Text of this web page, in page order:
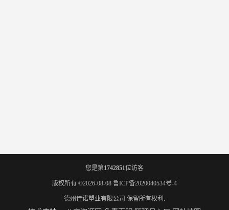
您是第1742851位访客
版权所有 ©2026-08-08 鲁ICP备2020040534号-4
德州佳诺塑业有限公司 保留所有权利.